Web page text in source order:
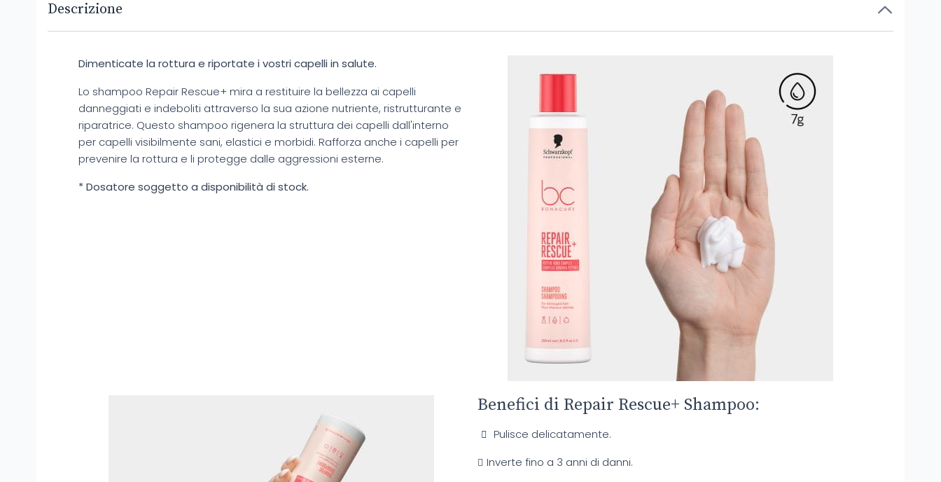
Descrizione
Dimenticate la rottura e riportate i vostri capelli in salute.
Lo shampoo Repair Rescue+ mira a restituire la bellezza ai capelli
danneggiati e indeboliti attraverso la sua azione nutriente, ristrutturante e
riparatrice. Questo shampoo rigenera la struttura dei capelli dall'interno
per capelli visibilmente sani, elastici e morbidi. Rafforza anche i capelli per
prevenire la rottura e li protegge dalle aggressioni esterne.
* Dosatore soggetto a disponibilità di stock.
Benefici di Repair Rescue+ Shampoo:
Pulisce delicatamente.
Inverte fino a 3 anni di danni.